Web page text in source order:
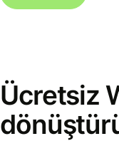
Ücretsiz